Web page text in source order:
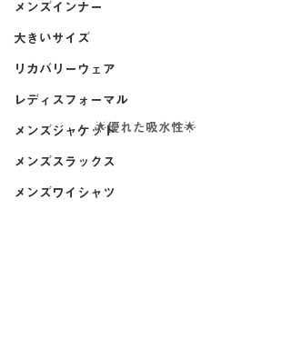
メンズインナー
大きいサイズ
リカバリーウェア
レディスフォーマル
メンズジャケット
メンズスラックス
メンズワイシャツ
🌟優れた吸水性🌟